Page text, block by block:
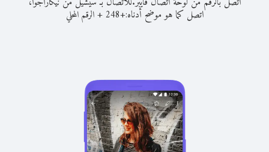
اتصل كما هو موضح أدناه:+
248
+الرقم المحلي